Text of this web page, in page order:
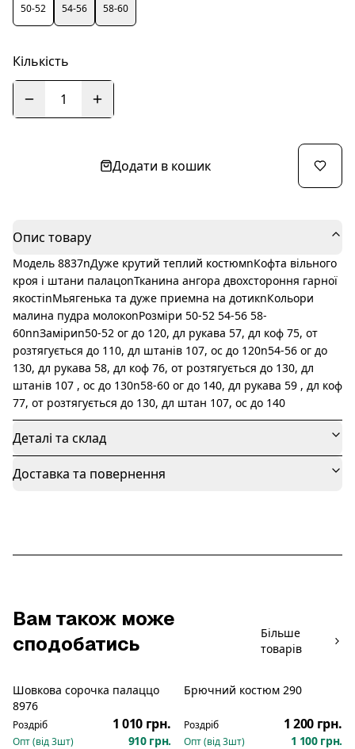
50-52 54-56 58-60
Кількість
1
Додати в кошик
Опис товару
Модель 8837nДуже крутий теплий костюмnКофта вільного
кроя і штани палацоnТканина ангора двохстороння гарної
якостіnМьягенька та дуже приемна на дотикnКольори
малина пудра молокоnРозміри 50-52 54-56 58-
60nnЗаміриn50-52 ог до 120, дл рукава 57, дл коф 75, от
розтягується до 110, дл штанів 107, ос до 120n54-56 ог до
130, дл рукава 58, дл коф 76, от розтягується до 130, дл
штанів 107 , ос до 130n58-60 ог до 140, дл рукава 59 , дл коф
77, от розтягується до 130, дл штан 107, ос до 140
Деталі та склад
Доставка та повернення
Вам також може
сподобатись
Більше
товарів
Новинка
Шовкова сорочка палаццо
8976
Роздріб 1 010 грн.
Опт (від3шт) 910 грн.
Брючний костюм 290
Роздріб 1 200 грн.
Опт (від3шт) 1 100 грн.